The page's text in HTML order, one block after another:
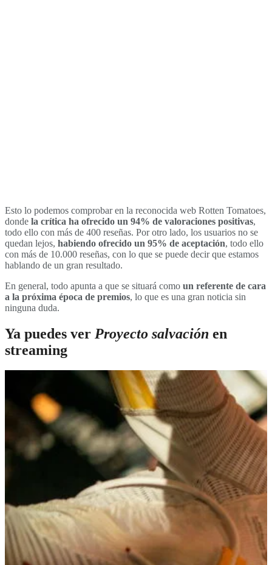
Esto lo podemos comprobar en la reconocida web Rotten Tomatoes,
donde la crítica ha ofrecido un 94% de valoraciones positivas,
todo ello con más de 400 reseñas. Por otro lado, los usuarios no se
quedan lejos, habiendo ofrecido un 95% de aceptación, todo ello
con más de 10.000 reseñas, con lo que se puede decir que estamos
hablando de un gran resultado.
En general, todo apunta a que se situará como un referente de cara
a la próxima época de premios, lo que es una gran noticia sin
ninguna duda.
Ya puedes ver Proyecto salvación en
streaming